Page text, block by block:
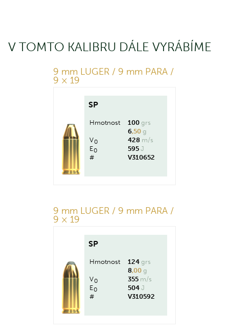
V TOMTO KALIBRU DÁLE VYRÁBÍME
9 mm LUGER / 9 mm PARA /
9 × 19
SP
Hmotnost 100 grs
6,50 g
V0 428 m/s
E0 595 J
#
V310652
9 mm LUGER / 9 mm PARA /
9 × 19
SP
Hmotnost 124 grs
8,00 g
V0 355 m/s
E0 504 J
#
V310592